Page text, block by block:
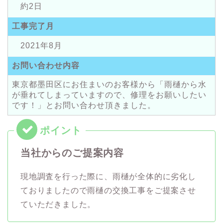
約2日
工事完了月
2021年8月
お問い合わせ内容
東京都墨田区にお住まいのお客様から「雨樋から水
が垂れてしまっていますので、修理をお願いしたい
です！」とお問い合わせ頂きました。
当社からのご提案内容
現地調査を行った際に、雨樋が全体的に劣化し
ておりましたので雨樋の交換工事をご提案させ
ていただきました。